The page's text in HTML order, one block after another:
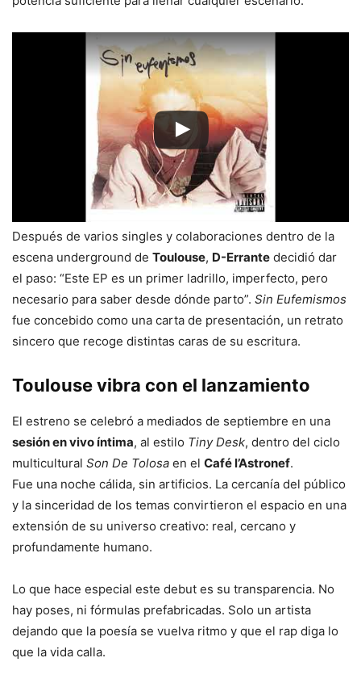
Después de varios singles y colaboraciones dentro de la
escena underground de Toulouse, D-Errante decidió dar
el paso: “Este EP es un primer ladrillo, imperfecto, pero
necesario para saber desde dónde parto”. Sin Eufemismos
fue concebido como una carta de presentación, un retrato
sincero que recoge distintas caras de su escritura.
Toulouse vibra con el lanzamiento
El estreno se celebró a mediados de septiembre en una
sesión en vivo íntima, al estilo Tiny Desk, dentro del ciclo
multicultural Son De Tolosa en el Café l’Astronef.
Fue una noche cálida, sin artificios. La cercanía del público
y la sinceridad de los temas convirtieron el espacio en una
extensión de su universo creativo: real, cercano y
profundamente humano.
Lo que hace especial este debut es su transparencia. No
hay poses, ni fórmulas prefabricadas. Solo un artista
dejando que la poesía se vuelva ritmo y que el rap diga lo
que la vida calla.